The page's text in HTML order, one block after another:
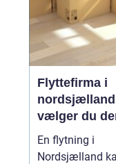
Flyttefirma i
nordsjælland sådan
vælger du
partner til din
flytning
En flytning i
Nordsjælland